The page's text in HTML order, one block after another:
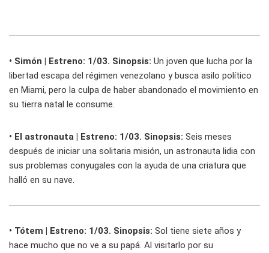
• Simón | Estreno: 1/03. Sinopsis: Un joven que lucha por la
libertad escapa del régimen venezolano y busca asilo político
en Miami, pero la culpa de haber abandonado el movimiento en
su tierra natal le consume.
• El astronauta | Estreno: 1/03. Sinopsis: Seis meses
después de iniciar una solitaria misión, un astronauta lidia con
sus problemas conyugales con la ayuda de una criatura que
halló en su nave.
• Tótem | Estreno: 1/03. Sinopsis: Sol tiene siete años y
hace mucho que no ve a su papá. Al visitarlo por su